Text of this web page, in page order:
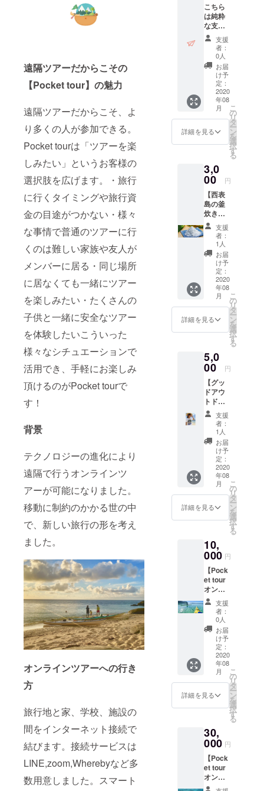
遠隔ツアーだからこその
【Pocket tour】の魅力
遠隔ツアーだからこそ、よ
り多くの人が参加できる。
Pocket tourは「ツアーを楽
しみたい」というお客様の
選択肢を広げます。・旅行
に行くタイミングや旅行資
金の目途がつかない・様々
な事情で普通のツアーに行
くのは難しい家族や友人が
メンバーに居る・同じ場所
に居なくても一緒にツアー
を楽しみたい・たくさんの
子供と一緒に安全なツアー
を体験したいこういった
様々なシチュエーションで
活用でき、手軽にお楽しみ
頂けるのがPocket tourで
す！
背景
テクノロジーの進化により
遠隔で行うオンラインツ
アーが可能になりました。
移動に制約のかかる世の中
で、新しい旅行の形を考え
ました。
オンラインツアーへの行き
方
旅行地と家、学校、施設の
間をインターネット接続で
結びます。接続サービスは
LINE,zoom,Wherebyなど多
数用意しました。スマート
こちら
は純粋
な支援
のお願
いで
す。支
援した
いとい
うお気
持ちを
お預か
りして
Pocket
tour発
展のた
めに使
いただ
きま
す。ご
支援頂
いた方
には感
謝の気
持ちを
メッ
セージ
でお送
りいた
しま
す。
尚、上
乗せ支
援も可
頂ける
範囲で
のサ
ポー
ト、何
卒宜し
くお願
いいた
しま
す。
支援
者：
0人
お届
け予
定：
2020
年08
月
詳細を見る
こ
の
リ
タ
ー
ン
を
選
択
す
る
3,0
00 円
【西表
島の釜
炊き塩
プラ
ン】 ・
感謝の
気持ち
のメッ
セージ
をお送
りいた
しま
す。 ・
西表島
の釜炊
き塩
から自
然とと
もに暮
らす西
表島租
納地
区。
ジャン
グルか
らミネ
ラル
たっぷ
りな水
が珊瑚
礁が広
がるエ
メラル
流れ込
む。 そ
の海水
を汲み
上げ、
職人が
丁寧に
丁寧に
昔なが
らに釜
炊きし
た塩で
す。 に
がり成
分を多
く残し
てお
凝縮し
ていま
表島で
しか作
れない
支援
者：
1人
お届
け予
定：
2020
年08
月
詳細を見る
こ
の
リ
タ
ー
ン
を
選
択
す
る
5,0
00 円
【グッ
ドアウ
トドア
オリジ
ナルT
シャツ
プラ
ン】 ・
グッド
アウト
ドアオ
リジナ
ルTシャ
ツ １枚
・感謝
の気持
メッ
セージ
をお送
りいた
しま
す。
支援
者：
1人
お届
け予
定：
2020
年08
月
詳細を見る
こ
の
リ
タ
ー
ン
を
選
択
す
る
10,
000 円
【Pock
et tour
オンラ
インツ
アー券
1枚】
どこか
らでも
楽しめ
るオン
ライツ
アー券1
枚を提
供しま
す。ま
た、感
持ちの
メッ
セージ
をお送
りいた
しま
す。
支援
者：
0人
お届
け予
定：
2020
年08
月
詳細を見る
こ
の
リ
タ
ー
ン
を
選
択
す
る
30,
000 円
【Pock
et tour
オンラ
インツ